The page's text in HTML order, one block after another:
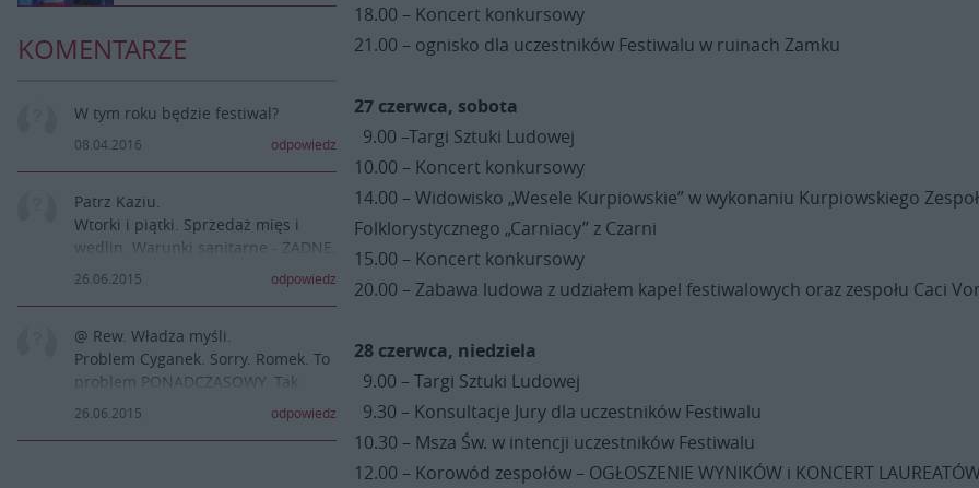
KOMENTARZE
W tym roku będzie festiwal?
08.04.2016 odpowiedz
Patrz Kaziu.
Wtorki i piątki. Sprzedaż mięs i
wędlin. Warunki sanitarne - ŻADNE,
brak kas fiskalnych, a CENY ?. Ano.
26.06.2015 odpowiedz
@ Rew. Władza myśli.
Problem Cyganek. Sorry. Romek. To
problem PONADCZASOWY. Tak
sobie myslę. Gdzie Romy są. aha
26.06.2015 odpowiedz
18.00 – Koncert konkursowy
21.00 – ognisko dla uczestników Festiwalu w ruinach Zamku
27 czerwca, sobota
9.00 –Targi Sztuki Ludowej
10.00 – Koncert konkursowy
14.00 – Widowisko „Wesele Kurpiowskie” w wykonaniu Kurpiowskiego
Folklorystycznego „Carniacy” z Czarni
15.00 – Koncert konkursowy
20.00 – Zabawa ludowa z udziałem kapel festiwalowych oraz zespołu Caci
28 czerwca, niedziela
9.00 – Targi Sztuki Ludowej
9.30 – Konsultacje Jury dla uczestników Festiwalu
10.30 – Msza Św. w intencji uczestników Festiwalu
12.00 – Korowód zespołów – OGŁOSZENIE WYNIKÓW i KONCERT